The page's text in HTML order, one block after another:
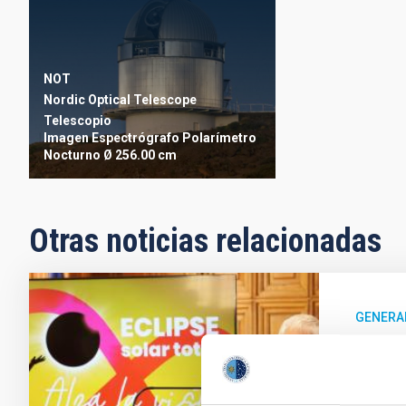
NOT
Nordic Optical Telescope
Telescopio
ImagenEspectrógrafo Polarímetro
Nocturno Ø 256.00 cm
Otras noticias relacionadas
El